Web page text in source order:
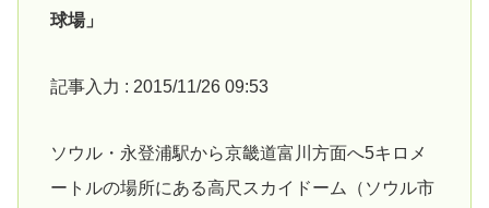
球場」
記事入力 : 2015/11/26 09:53
ソウル・永登浦駅から京畿道富川方面へ5キロメ
ートルの場所にある高尺スカイドーム（ソウル市